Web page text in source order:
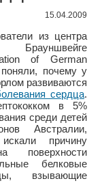
15.04.2009
из центра
Брауншвейге
of German
почему у
развиваются
сердца.
в 5%
среди детей
Австралии,
причину
поверхности
белковые
взывающие